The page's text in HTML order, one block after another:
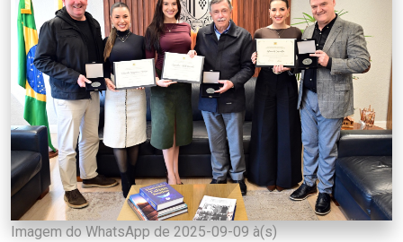
Imagem do WhatsApp de 2025-09-09 à(s)